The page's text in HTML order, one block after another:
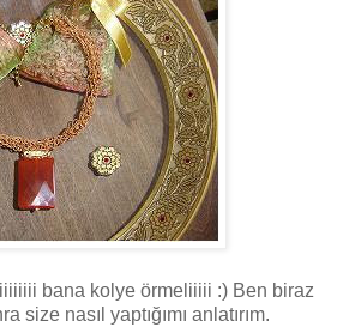
bana kolye örmeliiiii :) Ben biraz
size nasıl yaptığımı anlatırım.